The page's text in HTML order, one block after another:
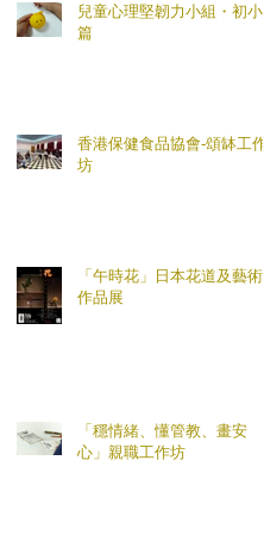
兒童心理堅韌力小組・初小
篇
香港保健食品協會-頌缽工作
坊
「午時花」日本花道及藝術
作品展
「穩情緒、懂管教、畫安
心」親職工作坊